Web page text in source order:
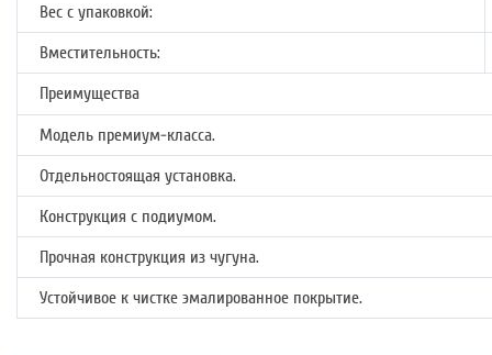
Вес с упаковкой:
Вместительность:
Преимущества
Модель премиум-класса.
Отдельностоящая установка.
Конструкция с подиумом.
Прочная конструкция из чугуна.
Устойчивое к чистке эмалированное покрытие.